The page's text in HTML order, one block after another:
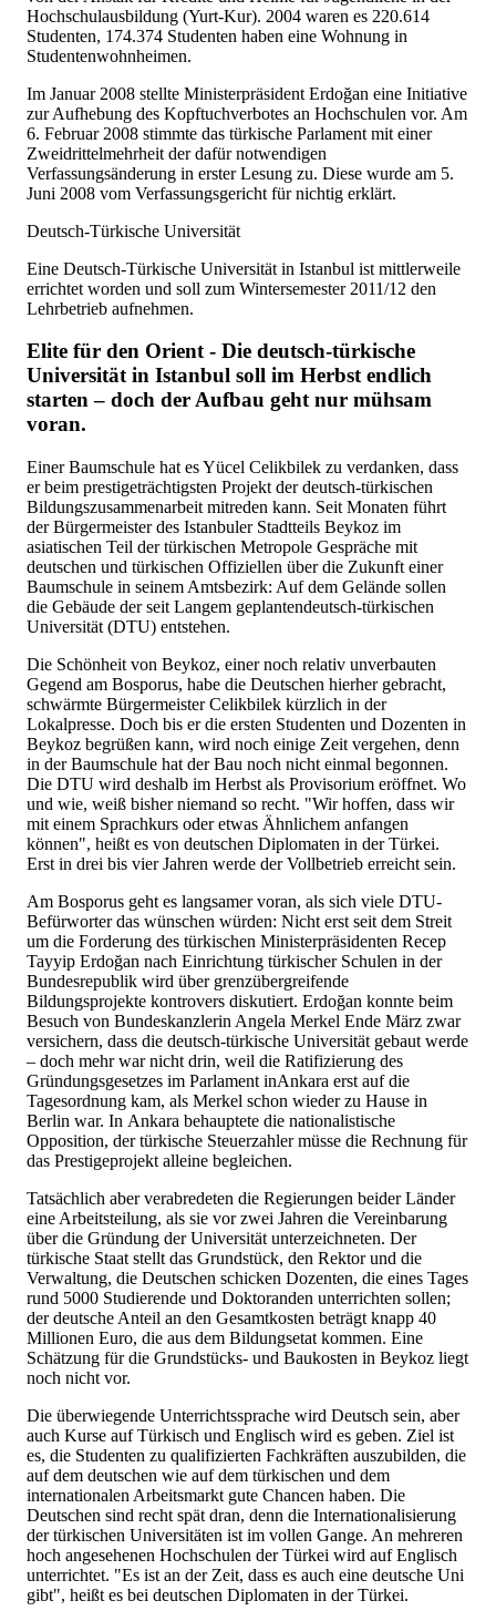
Hochschulausbildung (Yurt-Kur). 2004 waren es 220.614
Studenten, 174.374 Studenten haben eine Wohnung in
Studentenwohnheimen.
Im Januar 2008 stellte Ministerpräsident Erdoğan eine Initiative
zur Aufhebung des Kopftuchverbotes an Hochschulen vor. Am
6. Februar 2008 stimmte das türkische Parlament mit einer
Zweidrittelmehrheit der dafür notwendigen
Verfassungsänderung in erster Lesung zu. Diese wurde am 5.
Juni 2008 vom Verfassungsgericht für nichtig erklärt.
Deutsch-Türkische Universität
Eine Deutsch-Türkische Universität in Istanbul ist mittlerweile
errichtet worden und soll zum Wintersemester 2011/12 den
Lehrbetrieb aufnehmen.
Elite für den Orient - Die deutsch-türkische
Universität in Istanbul soll im Herbst endlich
starten – doch der Aufbau geht nur mühsam
voran.
Einer Baumschule hat es Yücel Celikbilek zu verdanken, dass
er beim prestigeträchtigsten Projekt der deutsch-türkischen
Bildungszusammenarbeit mitreden kann. Seit Monaten führt
der Bürgermeister des Istanbuler Stadtteils Beykoz im
asiatischen Teil der türkischen Metropole Gespräche mit
deutschen und türkischen Offiziellen über die Zukunft einer
Baumschule in seinem Amtsbezirk: Auf dem Gelände sollen
die Gebäude der seit Langem geplantendeutsch-türkischen
Universität (DTU) entstehen.
Die Schönheit von Beykoz, einer noch relativ unverbauten
Gegend am Bosporus, habe die Deutschen hierher gebracht,
schwärmte Bürgermeister Celikbilek kürzlich in der
Lokalpresse. Doch bis er die ersten Studenten und Dozenten in
Beykoz begrüßen kann, wird noch einige Zeit vergehen, denn
in der Baumschule hat der Bau noch nicht einmal begonnen.
Die DTU wird deshalb im Herbst als Provisorium eröffnet. Wo
und wie, weiß bisher niemand so recht. "Wir hoffen, dass wir
mit einem Sprachkurs oder etwas Ähnlichem anfangen
können", heißt es von deutschen Diplomaten in der Türkei.
Erst in drei bis vier Jahren werde der Vollbetrieb erreicht sein.
Am Bosporus geht es langsamer voran, als sich viele DTU-
Befürworter das wünschen würden: Nicht erst seit dem Streit
um die Forderung des türkischen Ministerpräsidenten Recep
Tayyip Erdoğan nach Einrichtung türkischer Schulen in der
Bundesrepublik wird über grenzübergreifende
Bildungsprojekte kontrovers diskutiert. Erdoğan konnte beim
Besuch von Bundeskanzlerin Angela Merkel Ende März zwar
versichern, dass die deutsch-türkische Universität gebaut werde
– doch mehr war nicht drin, weil die Ratifizierung des
Gründungsgesetzes im Parlament inAnkara erst auf die
Tagesordnung kam, als Merkel schon wieder zu Hause in
Berlin war. In Ankara behauptete die nationalistische
Opposition, der türkische Steuerzahler müsse die Rechnung für
das Prestigeprojekt alleine begleichen.
Tatsächlich aber verabredeten die Regierungen beider Länder
eine Arbeitsteilung, als sie vor zwei Jahren die Vereinbarung
über die Gründung der Universität unterzeichneten. Der
türkische Staat stellt das Grundstück, den Rektor und die
Verwaltung, die Deutschen schicken Dozenten, die eines Tages
rund 5000 Studierende und Doktoranden unterrichten sollen;
der deutsche Anteil an den Gesamtkosten beträgt knapp 40
Millionen Euro, die aus dem Bildungsetat kommen. Eine
Schätzung für die Grundstücks- und Baukosten in Beykoz liegt
noch nicht vor.
Die überwiegende Unterrichtssprache wird Deutsch sein, aber
auch Kurse auf Türkisch und Englisch wird es geben. Ziel ist
es, die Studenten zu qualifizierten Fachkräften auszubilden, die
auf dem deutschen wie auf dem türkischen und dem
internationalen Arbeitsmarkt gute Chancen haben. Die
Deutschen sind recht spät dran, denn die Internationalisierung
der türkischen Universitäten ist im vollen Gange. An mehreren
hoch angesehenen Hochschulen der Türkei wird auf Englisch
unterrichtet. "Es ist an der Zeit, dass es auch eine deutsche Uni
gibt", heißt es bei deutschen Diplomaten in der Türkei.